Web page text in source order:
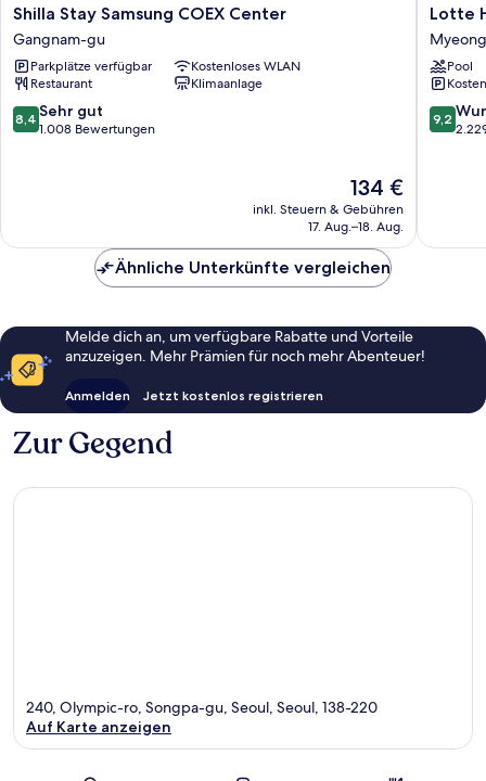
Shilla
Stay
Samsung
COEX
Center
Gangnam-
gu
Shilla Stay Samsung COEX Center
Gangnam-gu
Parkplätze verfügbar
Kostenloses WLAN
Restaurant
Klimaanlage
8.4
von
8,4 Sehr gut
1.008 Bewertungen
Der
Preis
beträgt
134 €
inkl. Steuern & Gebühren
17. Aug.–18. Aug.
Lotte
Hotel
Seoul
dong
Lotte
Pool
9.2
von
9,2
Ähnliche Unterkünfte vergleichen
Melde dich an, um verfügbare Rabatte und Vorteile
anzuzeigen. Mehr Prämien für noch mehr Abenteuer!
Anmelden Jetzt kostenlos registrieren
Zur Gegend
240, Olympic-ro, Songpa-gu, Seoul, Seoul, 138-220
Auf Karte anzeigen